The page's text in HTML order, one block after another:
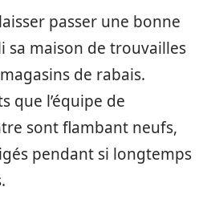
passer une bonne
sa maison de trouvailles
de rabais.
que l’équipe de
sont flambant neufs,
pendant si longtemps